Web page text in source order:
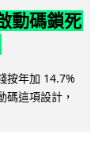
動碼鎖死
按年加 14.7%
碼這項設計，